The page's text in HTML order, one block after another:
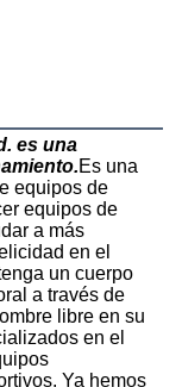
es una
Es una
equipos de
equipos de
a más
en el
un cuerpo
a través de
libre en su
en el
Ya hemos